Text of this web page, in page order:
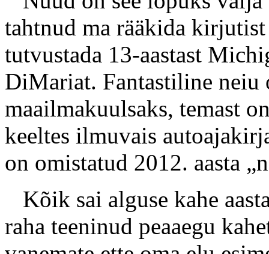
tahtnud ma rääkida
tutvustada 13-aastast
DiMariat. Fantastiline neiu
maailmakuulsaks, temast
keeltes ilmuvais
on omistatud 2012. aasta
Kõik sai alguse kahe
raha teeninud peaaegu